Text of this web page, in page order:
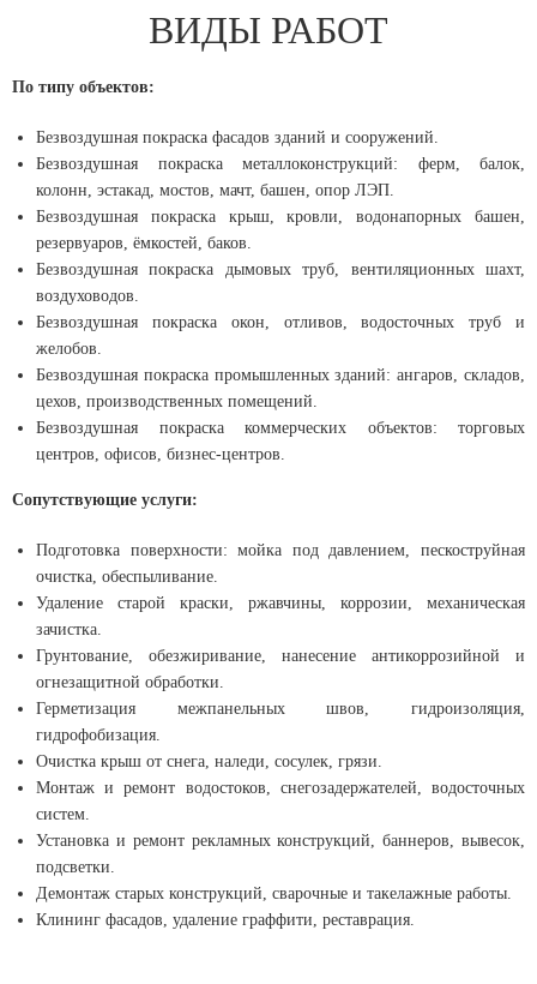
ВИДЫ РАБОТ
По типу объектов:
Безвоздушная покраска фасадов зданий и сооружений.
Безвоздушная покраска металлоконструкций: ферм, балок,
колонн, эстакад, мостов, мачт, башен, опор ЛЭП.
Безвоздушная покраска крыш, кровли, водонапорных башен,
резервуаров, ёмкостей, баков.
Безвоздушная покраска дымовых труб, вентиляционных шахт,
воздуховодов.
Безвоздушная покраска окон, отливов, водосточных труб и
желобов.
Безвоздушная покраска промышленных зданий: ангаров, складов,
цехов, производственных помещений.
Безвоздушная покраска коммерческих объектов: торговых
центров, офисов, бизнес-центров.
Сопутствующие услуги:
Подготовка поверхности: мойка под давлением, пескоструйная
очистка, обеспыливание.
Удаление старой краски, ржавчины, коррозии, механическая
зачистка.
Грунтование, обезжиривание, нанесение антикоррозийной и
огнезащитной обработки.
Герметизация межпанельных швов, гидроизоляция,
гидрофобизация.
Очистка крыш от снега, наледи, сосулек, грязи.
Монтаж и ремонт водостоков, снегозадержателей, водосточных
систем.
Установка и ремонт рекламных конструкций, баннеров, вывесок,
подсветки.
Демонтаж старых конструкций, сварочные и такелажные работы.
Клининг фасадов, удаление граффити, реставрация.